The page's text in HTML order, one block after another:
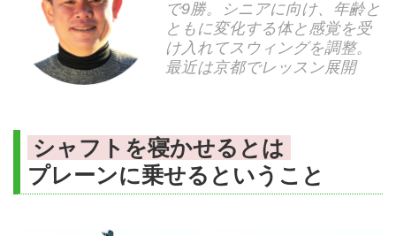
で9勝。シニアに向け、年齢と
ともに変化する体と感覚を受
け入れてスウィングを調整。
最近は京都でレッスン展開
シャフトを寝かせるとは
プレーンに乗せるということ